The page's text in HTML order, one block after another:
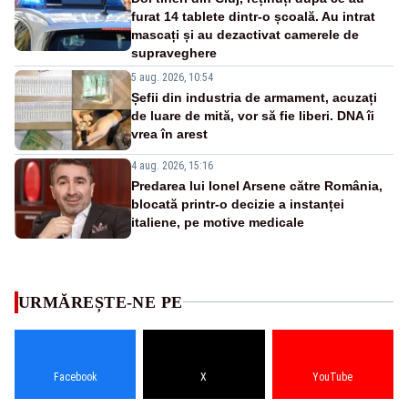
furat 14 tablete dintr-o școală. Au intrat
mascați și au dezactivat camerele de
supraveghere
5 aug. 2026, 10:54
Șefii din industria de armament, acuzați
de luare de mită, vor să fie liberi. DNA îi
vrea în arest
4 aug. 2026, 15:16
Predarea lui Ionel Arsene către România,
blocată printr-o decizie a instanței
italiene, pe motive medicale
URMĂREȘTE-NE PE
Facebook X YouTube